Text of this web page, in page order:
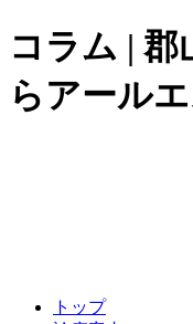
コラム | 郡
らアール
トップ